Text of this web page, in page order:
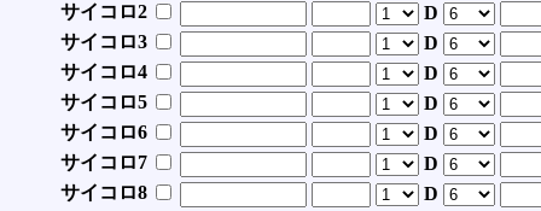
サイコロ2
D
サイコロ3
D
サイコロ4
D
サイコロ5
D
サイコロ6
D
サイコロ7
D
サイコロ8
D